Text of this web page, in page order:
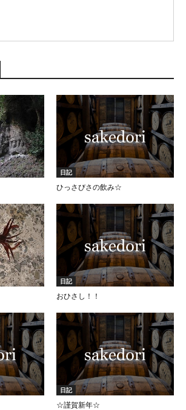
日記
ひっさびさの飲み☆
日記
おひさし！！
日記
☆謹賀新年☆